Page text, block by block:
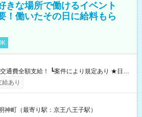
きな場所で働けるイベント
！働いたその日に給料もら
り） ┗働いたその日に現金GET♪ お仕事後はコ
分を引き落とせます！ 【試用期間】試
あり
神町（最寄り駅：京王八王子駅）